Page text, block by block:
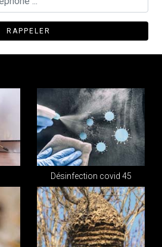
Désinfection covid 45